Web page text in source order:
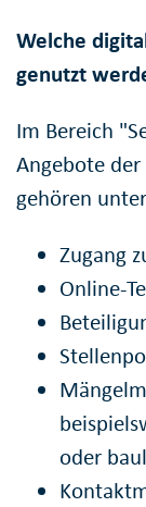
Welche
genutzt
Im Bereich
Angebote der
gehören
Zugang
Online-
oder